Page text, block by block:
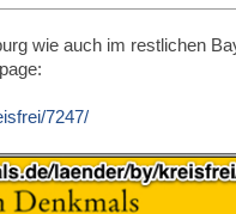
wie auch im restlichen
7247/